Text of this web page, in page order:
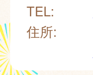
TEL:
住所: